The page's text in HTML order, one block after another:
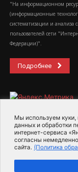
Мы используем куки,
данных и обработки
интернет-сервиса
согласны
сайта. (Политика
"На информационном
(информационные
систематизации и анализа
пользователей сети
Федерации)".
Подробнее
2015-2026-
Для справки Об
Политика